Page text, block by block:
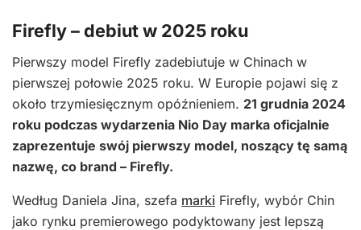
Firefly – debiut w 2025 roku
Pierwszy model Firefly zadebiutuje w Chinach w
pierwszej połowie 2025 roku. W Europie pojawi się z
około trzymiesięcznym opóźnieniem. 21 grudnia 2024
roku podczas wydarzenia Nio Day marka oficjalnie
zaprezentuje swój pierwszy model, noszący tę samą
nazwę, co brand – Firefly.
Według Daniela Jina, szefa marki Firefly, wybór Chin
jako rynku premierowego podyktowany jest lepszą